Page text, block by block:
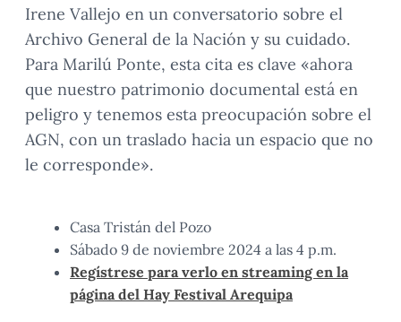
Irene Vallejo en un conversatorio sobre el
Archivo General de la Nación y su cuidado.
Para Marilú Ponte, esta cita es clave «ahora
que nuestro patrimonio documental está en
peligro y tenemos esta preocupación sobre el
AGN, con un traslado hacia un espacio que no
le corresponde».
Casa Tristán del Pozo
Sábado 9 de noviembre 2024 a las 4 p.m.
Regístrese para verlo en streaming en la
página del Hay Festival Arequipa